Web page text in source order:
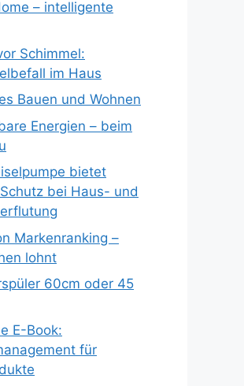
– intelligente
Schimmel:
im Haus
Bauen und Wohnen
Energien – beim
bietet
bei Haus- und
Markenranking –
lohnt
60cm oder 45
E-Book:
für